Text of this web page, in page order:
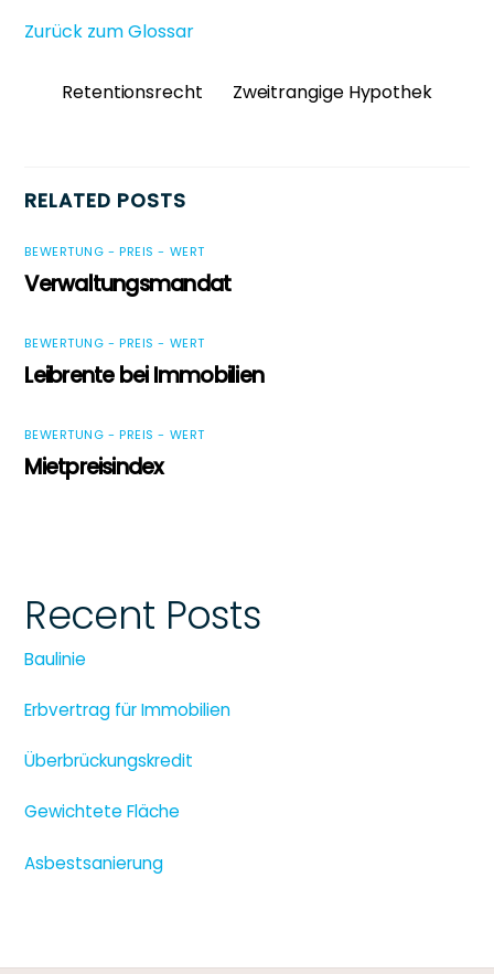
Zurück zum Glossar
Retentionsrecht Zweitrangige Hypothek
RELATED POSTS
BEWERTUNG - PREIS - WERT
Verwaltungsmandat
BEWERTUNG - PREIS - WERT
Leibrente bei Immobilien
BEWERTUNG - PREIS - WERT
Mietpreisindex
Recent Posts
Baulinie
Erbvertrag für Immobilien
Überbrückungskredit
Gewichtete Fläche
Asbestsanierung